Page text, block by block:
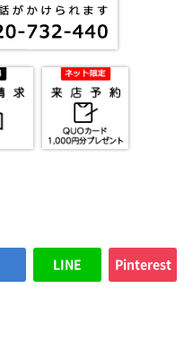
LINE Pinterest